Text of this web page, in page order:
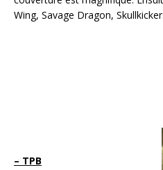
Wing, Savage Dragon,
– TPB